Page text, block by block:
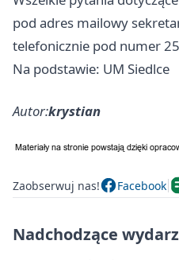
pod adres mailowy
telefonicznie pod numer
Na podstawie: UM Siedlce
Autor:krystian
Zaobserwuj nas! Facebook
Nadchodzące